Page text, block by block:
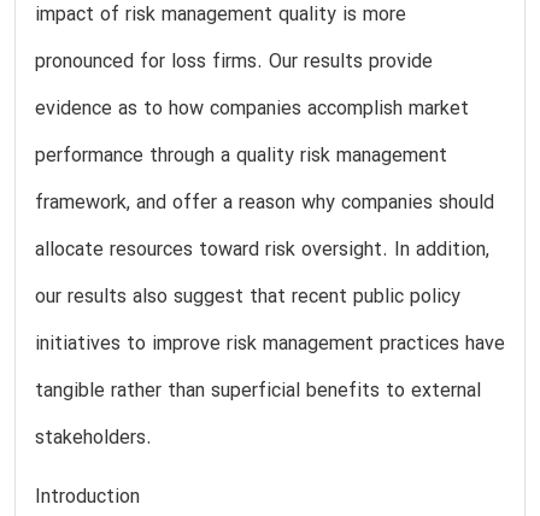
impact of risk management quality is more
pronounced for loss firms. Our results provide
evidence as to how companies accomplish market
performance through a quality risk management
framework, and offer a reason why companies should
allocate resources toward risk oversight. In addition,
our results also suggest that recent public policy
initiatives to improve risk management practices have
tangible rather than superficial benefits to external
stakeholders.
Introduction